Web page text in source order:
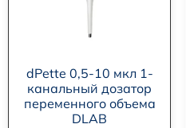
dPette 0,5-10 мкл 1-
канальный дозатор
переменного объема
DLAB